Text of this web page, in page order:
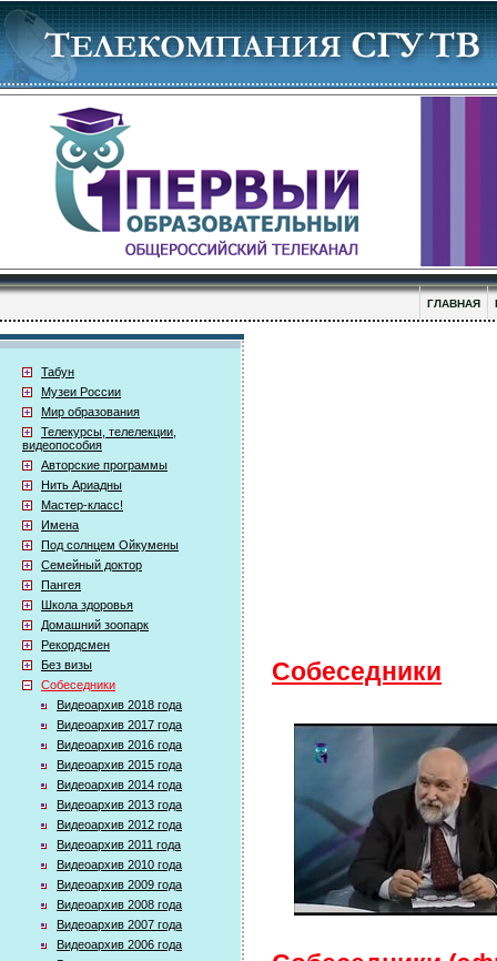
ГЛАВНАЯ
Табун
Музеи России
Мир образования
Телекурсы, телелекции,
видеопособия
Авторские программы
Нить Ариадны
Мастер-класс!
Имена
Под солнцем Ойкумены
Семейный доктор
Пангея
Школа здоровья
Домашний зоопарк
Рекордсмен
Без визы
Собеседники
Видеоархив 2018 года
Видеоархив 2017 года
Видеоархив 2016 года
Видеоархив 2015 года
Видеоархив 2014 года
Видеоархив 2013 года
Видеоархив 2012 года
Видеоархив 2011 года
Видеоархив 2010 года
Видеоархив 2009 года
Видеоархив 2008 года
Видеоархив 2007 года
Видеоархив 2006 года
Собеседники